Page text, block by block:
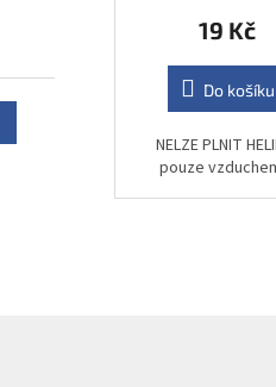
19 Kč
Do košíku
NELZE PLNIT
pouze